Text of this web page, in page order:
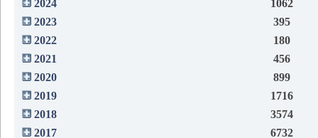
2024
1062
2023
395
2022
180
2021
456
2020
899
2019
1716
2018
3574
2017
6732